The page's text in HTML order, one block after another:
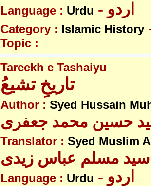
Language : Urdu - اردو
Category : Islamic History
Topic :
Tareekh e Tashaiyu
تاریخِ تشیعُ
Author : Syed Hussain
حسین محمد جعفری
Translator : Syed Muslim
سید مسلم عباس زیدی
Language : Urdu - اردو